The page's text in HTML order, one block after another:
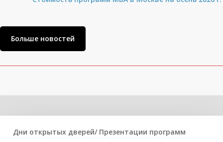
Больше новостей
Дни открытых дверей/ Презентации программ